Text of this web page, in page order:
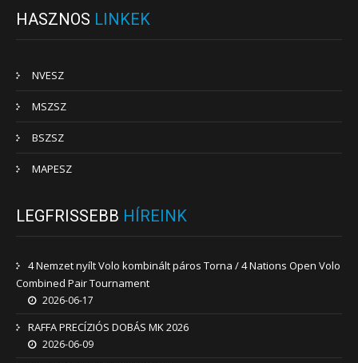
HASZNOS LINKEK
NVESZ
MSZSZ
BSZSZ
MAPESZ
LEGFRISSEBB HÍREINK
4 Nemzet nyílt Volo kombinált páros Torna / 4 Nations Open Volo
Combined Pair Tournament
2026-06-17
RAFFA PRECÍZIÓS DOBÁS MK 2026
2026-06-09